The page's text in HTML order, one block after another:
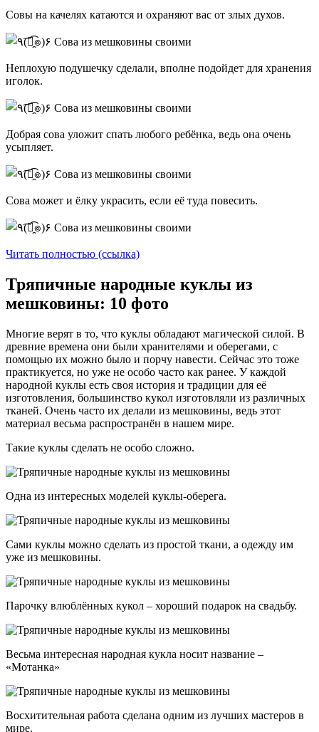
Совы на качелях катаются и охраняют вас от злых духов.
Неплохую подушечку сделали, вполне подойдет для хранения
иголок.
Добрая сова уложит спать любого ребёнка, ведь она очень
усыпляет.
Сова может и ёлку украсить, если её туда повесить.
Читать полностью (ссылка)
Тряпичные народные куклы из
мешковины: 10 фото
Многие верят в то, что куклы обладают магической силой. В
древние времена они были хранителями и оберегами, с
помощью их можно было и порчу навести. Сейчас это тоже
практикуется, но уже не особо часто как ранее. У каждой
народной куклы есть своя история и традиции для её
изготовления, большинство кукол изготовляли из различных
тканей. Очень часто их делали из мешковины, ведь этот
материал весьма распространён в нашем мире.
Такие куклы сделать не особо сложно.
Одна из интересных моделей куклы-оберега.
Сами куклы можно сделать из простой ткани, а одежду им
уже из мешковины.
Парочку влюблённых кукол – хороший подарок на свадьбу.
Весьма интересная народная кукла носит название –
«Мотанка»
Восхитительная работа сделана одним из лучших мастеров в
мире.